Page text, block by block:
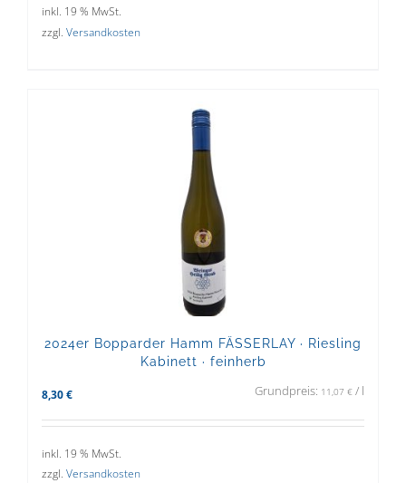
inkl. 19 % MwSt.
zzgl. Versandkosten
2024er Bopparder Hamm FÄSSERLAY · Riesling
Kabinett · feinherb
8,30 € Grundpreis: 11,07 € / l
inkl. 19 % MwSt.
zzgl. Versandkosten